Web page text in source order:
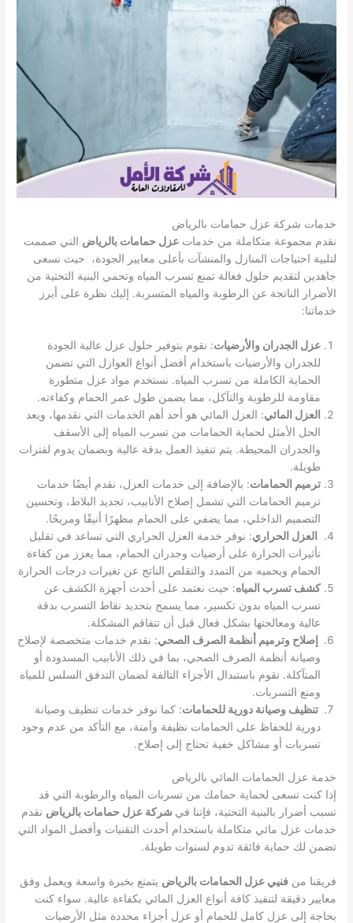
خدمات شركة عزل حمامات بالرياض
نقدم مجموعة متكاملة من خدماتعزل حمامات بالرياض التي صممت
لتلبية احتياجات المنازل والمنشآت بأعلى معايير الجودة، حيث نسعى
جاهدين لتقديم حلول فعالة تمنع تسرب المياه وتحمي البنية التحتية من
الأضرار الناتجة عن الرطوبة والمياه المتسربة. إليك نظرة على أبرز
خدماتنا:
عزل الجدران والأرضيات: نقوم بتوفير حلول عزل عالية الجودة
للجدران والأرضيات باستخدام أفضل أنواع العوازل التي تضمن
الحماية الكاملة من تسرب المياه. نستخدم مواد عزل متطورة
مقاومة للرطوبة والتآكل، مما يضمن طول عمر الحمام وكفاءته.
العزل المائي: العزل المائي هو أحد أهم الخدمات التي نقدمها، ويعد
الحل الأمثل لحماية الحمامات من تسرب المياه إلى الأسقف
والجدران المحيطة. يتم تنفيذ العمل بدقة عالية وبضمان يدوم لفترات
طويلة.
ترميم الحمامات: بالإضافة إلى خدمات العزل، نقدم أيضًا خدمات
ترميم الحمامات التي تشمل إصلاح الأنابيب، تجديد البلاط، وتحسين
التصميم الداخلي، مما يضفي على الحمام مظهرًا أنيقًا ومريحًا.
العزل الحراري: نوفر خدمة العزل الحراري التي تساعد في تقليل
تأثيرات الحرارة على أرضيات وجدران الحمام، مما يعزز من كفاءة
الحمام ويحميه من التمدد والتقلص الناتج عن تغيرات درجات الحرارة
كشف تسرب المياه: حيث نعتمد على أحدث أجهزة الكشف عن
تسرب المياه بدون تكسير، مما يسمح بتحديد نقاط التسرب بدقة
عالية ومعالجتها بشكل فعال قبل أن تتفاقم المشكلة.
إصلاح وترميم أنظمة الصرف الصحي: نقدم خدمات متخصصة لإصلاح
وصيانة أنظمة الصرف الصحي، بما في ذلك الأنابيب المسدودة أو
المتآكلة. نقوم باستبدال الأجزاء التالفة لضمان التدفق السلس للمياه
ومنع التسربات.
تنظيف وصيانة دورية للحمامات: كما نوفر خدمات تنظيف وصيانة
دورية للحفاظ على الحمامات نظيفة وآمنة، مع التأكد من عدم وجود
تسربات أو مشاكل خفية تحتاج إلى إصلاح.
خدمة عزل الحمامات المائي بالرياض
إذا كنت تسعى لحماية حمامك من تسربات المياه والرطوبة التي قد
تسبب أضرار بالبنية التحتية، فإننا في شركة عزل حمامات بالرياض نقدم
خدمات عزل مائي متكاملة باستخدام أحدث التقنيات وأفضل المواد التي
تضمن لك حماية فائقة تدوم لسنوات طويلة.
فريقنا منفنيي عزل الحمامات بالرياض يتمتع بخبرة واسعة ويعمل وفق
معايير دقيقة لتنفيذ كافة أنواع العزل المائي بكفاءة عالية. سواء كنت
بحاجة إلى عزل كامل للحمام أو عزل أجزاء محددة مثل الأرضيات